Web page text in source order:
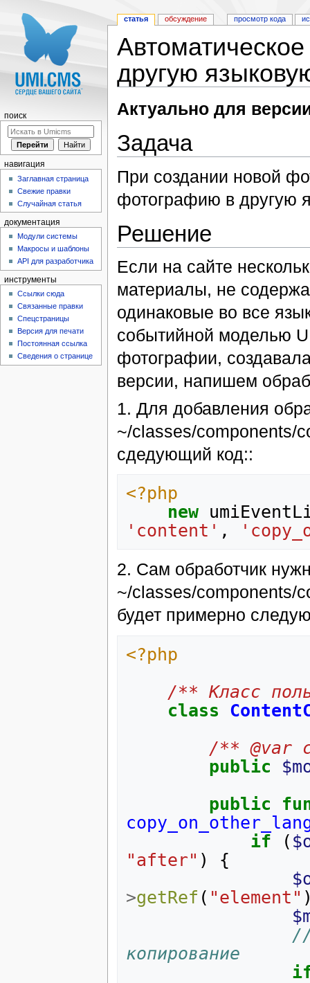
другую
Актуально для
Задача
При создании новой
фотографию в другую
Решение
Если на сайте
материалы, не
одинаковые во все
событийной моделью
фотографии,
версии, напишем
1. Для добавления
~/classes/components/
сдедующий код::
<?php
new
'content' ,
2. Сам обработчик
~/classes/components/
будет примерно
<?php
/** Класс
class
/** @var
public
public
if
(
"after" )
{
>getRef ( "element"
//
копирование
статья обсуждение просмотр кода
поиск
навигация
Заглавная страница
Свежие правки
Случайная статья
документация
Модули системы
Макросы и шаблоны
API для разработчика
инструменты
Ссылки сюда
Связанные правки
Спецстраницы
Версия для печати
Постоянная ссылка
Сведения о странице